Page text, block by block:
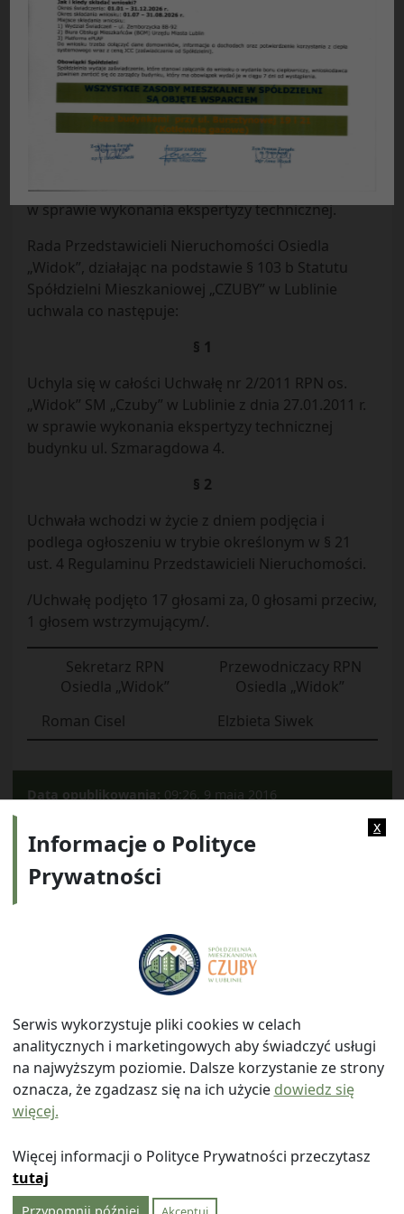
Uchwała Nr 12 /2011
Rady Przedstawicieli Nieruchomości Osiedla
„WIDOK”
Spółdzielni Mieszkaniowej „CZUBY” w Lublinie
z dnia 29.03.2011 r.
w sprawie : uchylenia uchwały RPN os. „Widok” nr
w sprawie wykonania ekspertyzy technicznej.
Rada Przedstawicieli Nieruchomości Osiedla
„Widok”, działając na podstawie § 103 b Statutu
Spółdzielni Mieszkaniowej „CZUBY” w Lublinie
uchwala co następuje:
§ 1
Uchyla się w całości Uchwałę nr 2/2011 RPN os.
„Widok” SM „Czuby” w Lublinie z dnia 27.01.2011 r.
w sprawie wykonania ekspertyzy technicznej
budynku ul. Szmaragdowa 4.
§ 2
Uchwała wchodzi w życie z dniem podjęcia i
podlega ogłoszeniu w trybie określonym w § 21
ust. 4 Regulaminu Przedstawicieli Nieruchomości.
/Uchwałę podjęto 17 głosami za, 0 głosami przeciw,
1 głosem wstrzymującym/.
Sekretarz RPN
Osiedla „Widok”
Roman Cisel
Przewodniczacy RPN
Osiedla „Widok”
Elzbieta Siwek
Data opublikowania: 09:26, 9 maja 2016
ul. Watykańska 6, 20-538 Lublin
Telefon: 814641700 E-mail: info@smczuby.pl
© 2026
x
Informacje o Polityce
Prywatności
Serwis wykorzystuje pliki cookies w celach
analitycznych i marketingowych aby świadczyć usługi
na najwyższym poziomie. Dalsze korzystanie ze strony
oznacza, że zgadzasz się na ich użycie dowiedz się
więcej.
Więcej informacji o Polityce Prywatności przeczytasz
tutaj